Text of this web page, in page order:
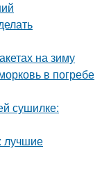
на зиму
в погребе
сушилке:
лучшие